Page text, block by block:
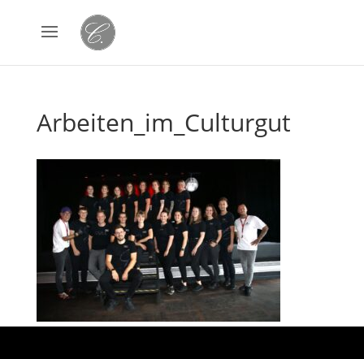
Arbeiten_im_Culturgut